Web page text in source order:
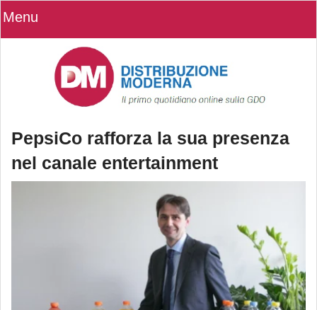
Menu
PepsiCo rafforza la sua presenza
nel canale entertainment